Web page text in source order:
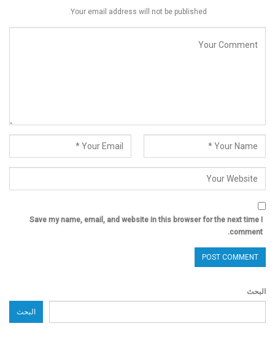
Your email address will not be published.
Save my name, email, and website in this browser for the next time I
comment.
البحث
البحث